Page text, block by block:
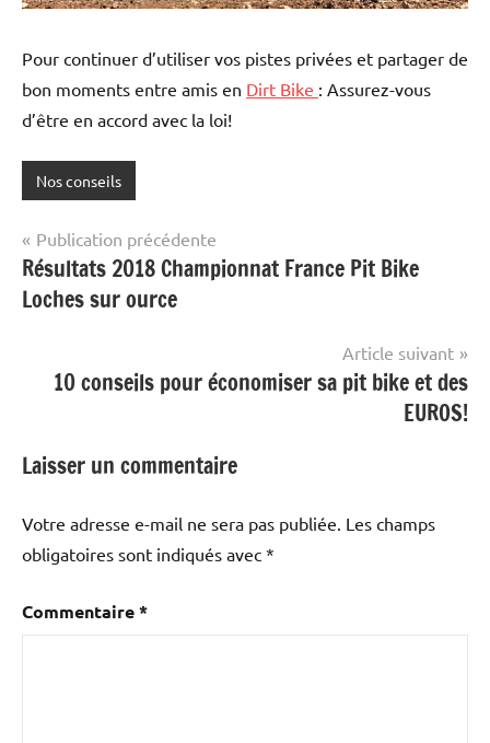
Pour continuer d’utiliser vos pistes privées et partager de
bon moments entre amis en Dirt Bike : Assurez-vous
d’être en accord avec la loi!
Nos conseils
Navigation
de
l’article
Publication précédente
Résultats 2018 Championnat France Pit Bike
Loches sur ource
Article suivant
10 conseils pour économiser sa pit bike et des
EUROS!
Laisser un commentaire
Votre adresse e-mail ne sera pas publiée. Les champs
obligatoires sont indiqués avec *
Commentaire*